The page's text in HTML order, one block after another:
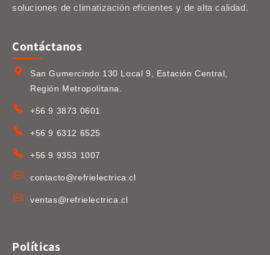
soluciones de climatización eficientes y de alta calidad.
Contáctanos
San Gumercindo 130 Local 9, Estación Central,
Región Metropolitana.
+56 9 3873 0601
+56 9 6312 6525
+56 9 9353 1007
contacto@refrielectrica.cl
ventas@refrielectrica.cl
Políticas